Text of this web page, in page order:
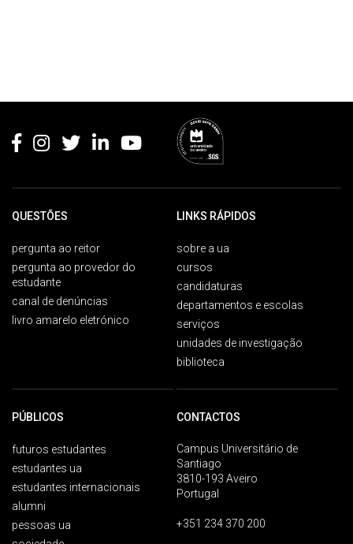
QUESTÕES
pergunta ao reitor
pergunta ao provedor do
estudante
canal de denúncias
livro amarelo eletrónico
LINKS RÁPIDOS
sobre a ua
cursos
candidaturas
departamentos e escolas
serviços
unidades de investigação
biblioteca
PÚBLICOS
futuros estudantes
estudantes ua
estudantes internacionais
alumni
pessoas ua
CONTACTOS
Campus Universitário de
Santiago
3810-193 Aveiro
Portugal
+351 234 370 200